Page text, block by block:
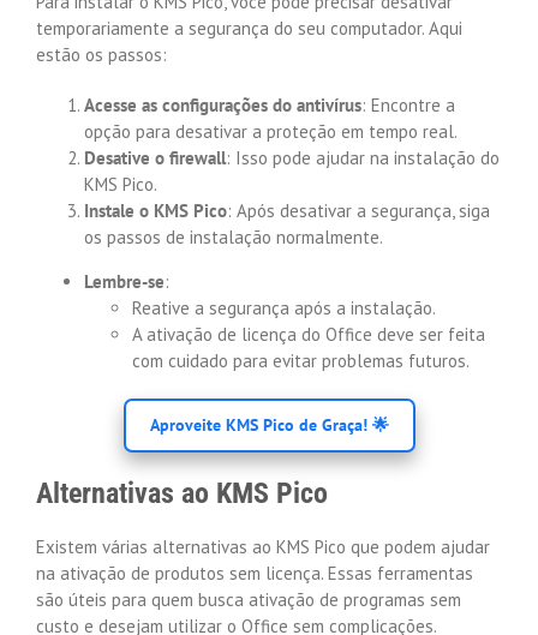
temporariamente a segurança do seu computador. Aqui
estão os passos:
Acesse as configurações do antivírus: Encontre a
opção para desativar a proteção em tempo real.
Desative o firewall: Isso pode ajudar na instalação do
KMS Pico.
Instale o KMS Pico: Após desativar a segurança, siga
os passos de instalação normalmente.
Lembre-se:
Reative a segurança após a instalação.
A ativação de licença do Office deve ser feita
com cuidado para evitar problemas futuros.
Aproveite KMS Pico de Graça! 🌟
Alternativas ao KMS Pico
Existem várias alternativas ao KMS Pico que podem ajudar
na ativação de produtos sem licença. Essas ferramentas
são úteis para quem busca ativação de programas sem
custo e desejam utilizar o Office sem complicações.